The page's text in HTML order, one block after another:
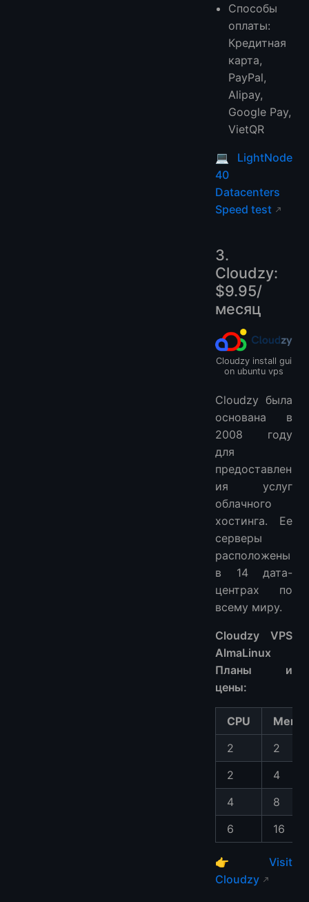
Способы
оплаты:
Кредитная
карта,
PayPal,
Alipay,
Google Pay,
VietQR
💻 LightNode
40
Datacenters
Speed test
3.
Cloudzy:
$9.95/
месяц
Cloudzy install gui
on ubuntu vps
Cloudzy была
основана в
2008 году
для
предоставлен
ия услуг
облачного
хостинга. Ее
серверы
расположены
в 14 дата-
центрах по
всему миру.
Cloudzy VPS
AlmaLinux
Планы и
цены:
CPU
2
2
2
4
4
8
6
16
👉 Visit
Cloudzy